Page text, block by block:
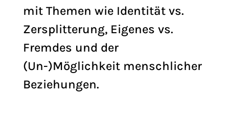
mit Themen wie Identität vs.
Zersplitterung, Eigenes vs.
Fremdes und der
(Un-)Möglichkeit menschlicher
Beziehungen.